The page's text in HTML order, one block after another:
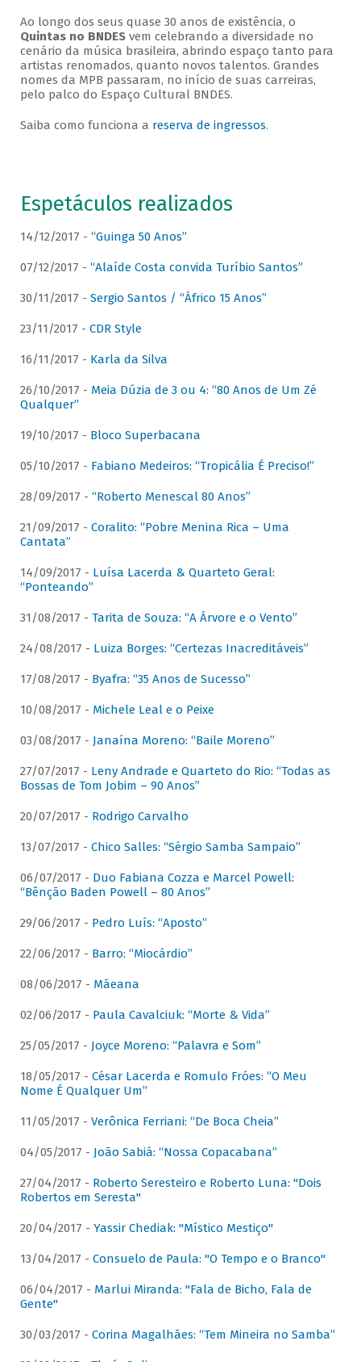
Ao longo dos seus quase 30 anos de existência, o
Quintas no BNDESvem celebrando a diversidade no
cenário da música brasileira, abrindo espaço tanto para
artistas renomados, quanto novos talentos. Grandes
nomes da MPB passaram, no início de suas carreiras,
pelo palco do Espaço Cultural BNDES.
Saiba como funciona a reserva de ingressos.
Espetáculos realizados
14/12/2017 - “Guinga 50 Anos”
07/12/2017 - “Alaíde Costa convida Turíbio Santos”
30/11/2017 - Sergio Santos / “Áfrico 15 Anos”
23/11/2017 - CDR Style
16/11/2017 - Karla da Silva
26/10/2017 - Meia Dúzia de 3 ou 4: “80 Anos de Um Zé
Qualquer”
19/10/2017 - Bloco Superbacana
05/10/2017 - Fabiano Medeiros: “Tropicália É Preciso!”
28/09/2017 - “Roberto Menescal 80 Anos”
21/09/2017 - Coralito: “Pobre Menina Rica – Uma
Cantata”
14/09/2017 - Luísa Lacerda & Quarteto Geral:
“Ponteando”
31/08/2017 - Tarita de Souza: “A Árvore e o Vento”
24/08/2017 - Luiza Borges: “Certezas Inacreditáveis”
17/08/2017 - Byafra: “35 Anos de Sucesso”
10/08/2017 - Michele Leal e o Peixe
03/08/2017 - Janaína Moreno: “Baile Moreno”
27/07/2017 - Leny Andrade e Quarteto do Rio: “Todas as
Bossas de Tom Jobim – 90 Anos”
20/07/2017 - Rodrigo Carvalho
13/07/2017 - Chico Salles: “Sérgio Samba Sampaio”
06/07/2017 - Duo Fabiana Cozza e Marcel Powell:
“Bênção Baden Powell – 80 Anos”
29/06/2017 - Pedro Luís: “Aposto”
22/06/2017 - Barro: “Miocárdio”
08/06/2017 - Mãeana
02/06/2017 - Paula Cavalciuk: “Morte & Vida”
25/05/2017 - Joyce Moreno: “Palavra e Som”
18/05/2017 - César Lacerda e Romulo Fróes: “O Meu
Nome É Qualquer Um”
11/05/2017 - Verônica Ferriani: “De Boca Cheia”
04/05/2017 - João Sabiá: “Nossa Copacabana”
27/04/2017 - Roberto Seresteiro e Roberto Luna: "Dois
Robertos em Seresta"
20/04/2017 - Yassir Chediak: "Místico Mestiço"
13/04/2017 - Consuelo de Paula: "O Tempo e o Branco"
06/04/2017 - Marlui Miranda: "Fala de Bicho, Fala de
Gente"
30/03/2017 - Corina Magalhães: “Tem Mineira no Samba”